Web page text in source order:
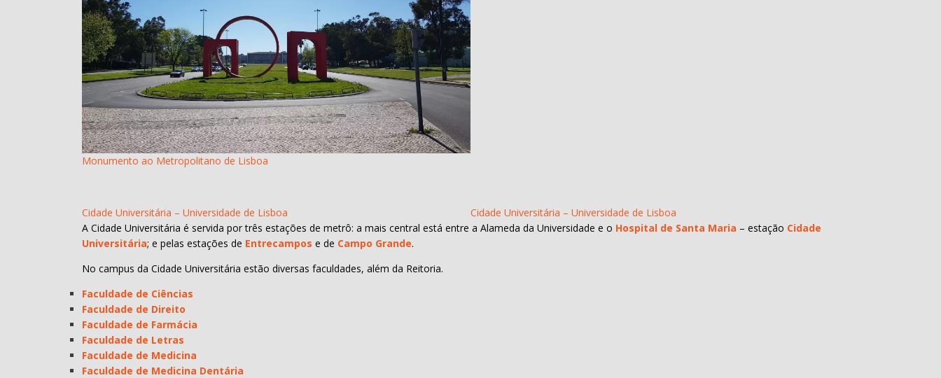
Monumento ao Metropolitano de Lisboa
Cidade Universitária – Universidade de Lisboa
Cidade Universitária – Universidade de Lisboa
A Cidade Universitária é servida por três estações de metrô: a mais central está entre a Alameda da Universidade e o Hospital de Santa Maria – estação Cidade
Universitária; e pelas estações de Entrecampos e de Campo Grande.
No campus da Cidade Universitária estão diversas faculdades, além da Reitoria.
Faculdade de Ciências
Faculdade de Direito
Faculdade de Farmácia
Faculdade de Letras
Faculdade de Medicina
Faculdade de Medicina Dentária